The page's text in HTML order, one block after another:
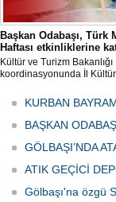
Başkan Odabaşı, Türk
Haftası etkinliklerine
Kültür ve Turizm Bakanlığı
koordinasyonunda İl
Haftası" etkinlikleri
ediyor.
KURBAN
BAŞKAN
GÖLBAŞI’NDA
ATIK GEÇİCİ
Gölbaşı'na özgü